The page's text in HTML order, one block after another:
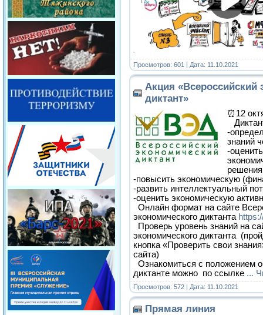
Просмотров: 601 | Дата: 11.10.2021
Акция «Всероссийский
диктант»
⏰12
-
знаний
-
-повысить экономическую
-развить интеллектуальный
-оценить экономическую
Онлайн формат на сайте
экономического диктанта
Проверь уровень знаний на
экономического диктанта
кнопка «Проверить свои
сайта)
Ознакомиться с положением
диктанте можно по ссылке ...
Просмотров: 572 | Дата: 11.10.2021
Прямая линия